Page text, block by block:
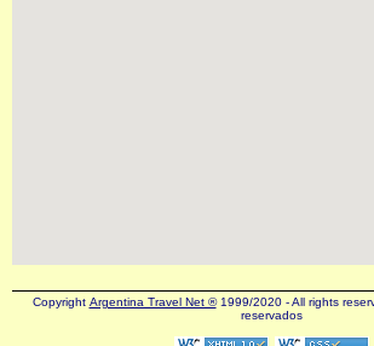
Copyright Argentina Travel Net ®1999/2020 - All rights
reservados